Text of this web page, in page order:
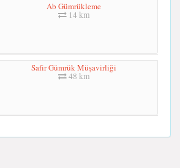
Ab Gümrükleme
14 km
Safir Gümrük Müşavirliği
48 km